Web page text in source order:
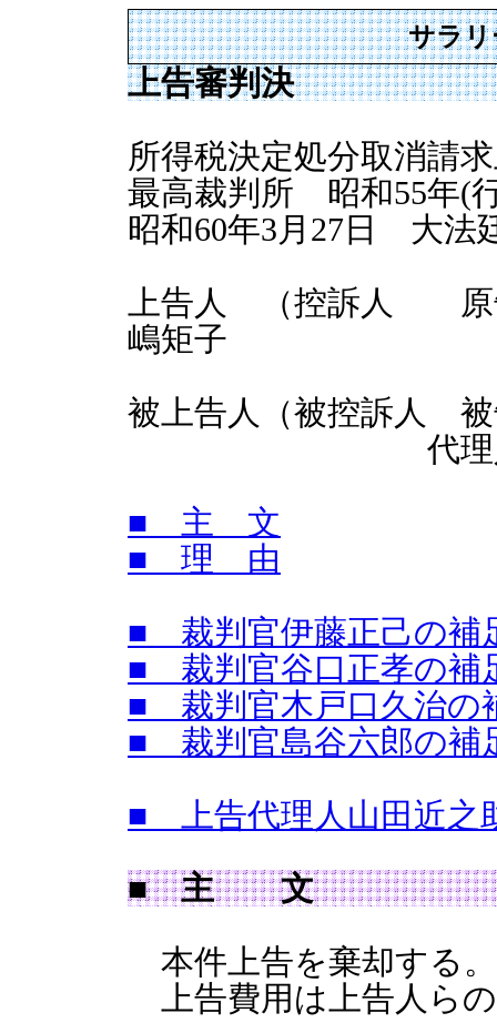
サラリ
上告審判決
所得税決定処分取消請
最高裁判所 昭和55年(
昭和60年3月27日 大
上告人 （控訴人 原
嶋矩子
被上告人（被控訴人
代理人 藤
■ 主 文
■ 理 由
■ 裁判官伊藤正己の補
■ 裁判官谷口正孝の補
■ 裁判官木戸口久治の
■ 裁判官島谷六郎の補
■ 上告代理人山田近之
■ 主 文
本件上告を棄却する。
上告費用は上告人ら